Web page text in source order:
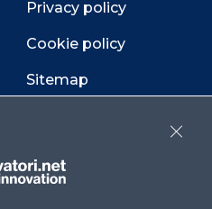
Privacy policy
Cookie policy
Sitemap
Cookie Center